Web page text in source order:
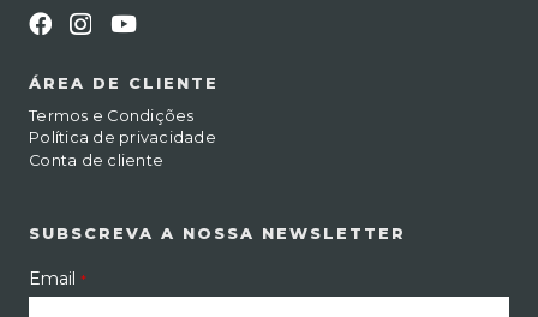
ÁREA DE CLIENTE
Termos e Condições
Política de privacidade
Conta de cliente
SUBSCREVA A NOSSA NEWSLETTER
Email *